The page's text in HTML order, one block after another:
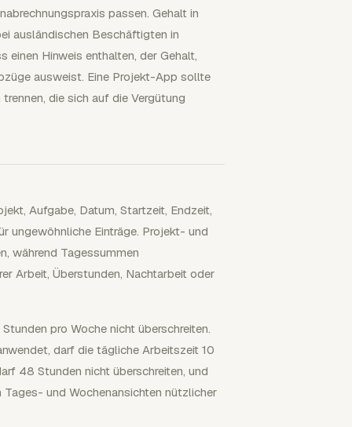
passen. Gehalt in
ausländischen Beschäftigten in
einen Hinweis enthalten, der Gehalt,
ausweist. Eine Projekt-App sollte
die sich auf die Vergütung
Aufgabe, Datum, Startzeit, Endzeit,
ungewöhnliche Einträge. Projekt- und
während Tagessummen
Arbeit, Überstunden, Nachtarbeit oder
pro Woche nicht überschreiten.
darf die tägliche Arbeitszeit 10
48 Stunden nicht überschreiten, und
und Wochenansichten nützlicher